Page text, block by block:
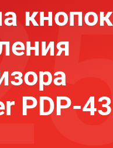
кнопок
PDP-